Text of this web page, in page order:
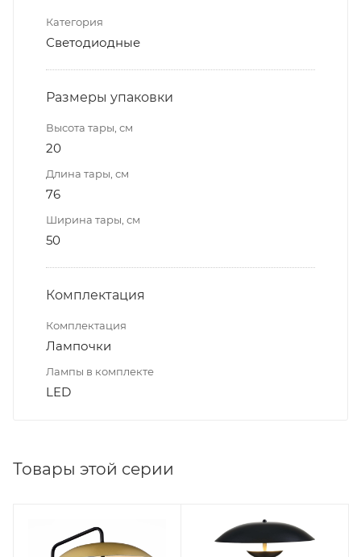
Категория
Светодиодные
Размеры упаковки
Высота тары, см
20
Длина тары, см
76
Ширина тары, см
50
Комплектация
Комплектация
Лампочки
Лампы в комплекте
LED
Товары этой серии